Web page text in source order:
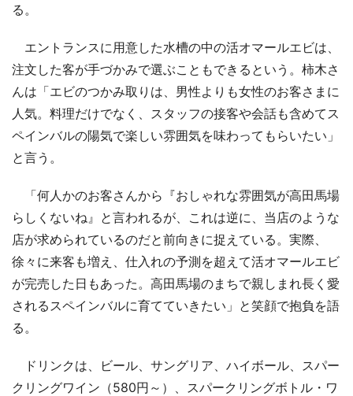
る。
エントランスに用意した水槽の中の活オマールエビは、
注文した客が手づかみで選ぶこともできるという。柿木さ
んは「エビのつかみ取りは、男性よりも女性のお客さまに
人気。料理だけでなく、スタッフの接客や会話も含めてス
ペインバルの陽気で楽しい雰囲気を味わってもらいたい」
と言う。
「何人かのお客さんから『おしゃれな雰囲気が高田馬場
らしくないね』と言われるが、これは逆に、当店のような
店が求められているのだと前向きに捉えている。実際、
徐々に来客も増え、仕入れの予測を超えて活オマールエビ
が完売した日もあった。高田馬場のまちで親しまれ長く愛
されるスペインバルに育てていきたい」と笑顔で抱負を語
る。
ドリンクは、ビール、サングリア、ハイボール、スパー
クリングワイン（580円～）、スパークリングボトル・ワ